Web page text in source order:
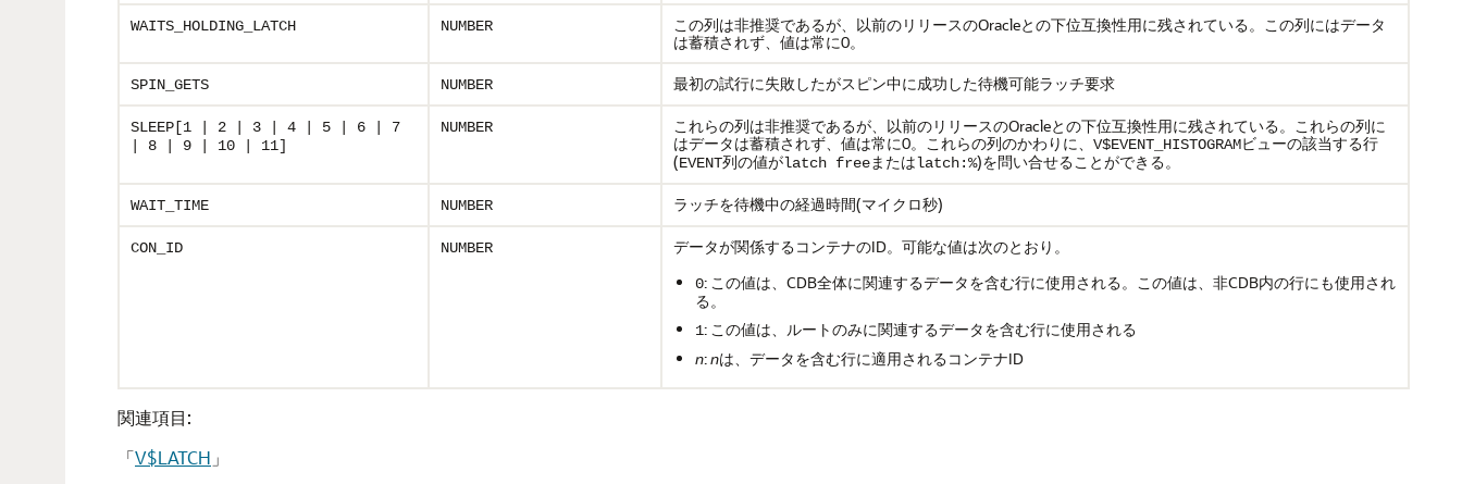
WAITS_HOLDING_LATCH NUMBER
この列は非推奨であるが、以前のリリースのOracleとの下位互換性用に残されている。この列にはデータ
は蓄積されず、値は常に0。
SPIN_GETS NUMBER 最初の試行に失敗したがスピン中に成功した待機可能ラッチ要求
SLEEP[1 | 2 | 3 | 4 | 5 | 6 | 7
| 8 | 9 | 10 | 11]
NUMBER
これらの列は非推奨であるが、以前のリリースのOracleとの下位互換性用に残されている。これらの列に
はデータは蓄積されず、値は常に0。これらの列のかわりに、 V$EVENT_HISTOGRAMビューの該当する行
(EVENT列の値がlatch freeまたはlatch:%)を問い合せることができる。
WAIT_TIME NUMBER ラッチを待機中の経過時間(マイクロ秒)
CON_ID NUMBER データが関係するコンテナのID。可能な値は次のとおり。
0: この値は、CDB全体に関連するデータを含む行に使用される。この値は、非CDB内の行にも使用され
る。
1: この値は、ルートのみに関連するデータを含む行に使用される
n:nは、データを含む行に適用されるコンテナID
関連項目:
「V$LATCH 」